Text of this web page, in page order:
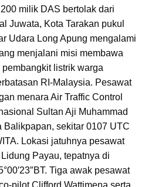
milik DAS bertolak dari
Juwata, Kota Tarakan pukul
Udara Long Apung mengalami
menjalani misi membawa
listrik warga
RI-Malaysia. Pesawat
menara Air Traffic Control
Sultan Aji Muhammad
sekitar 0107 UTC
Lokasi jatuhnya pesawat
Payau, tepatnya di
Tiga awak pesawat
pilot Clifford Wattimena serta